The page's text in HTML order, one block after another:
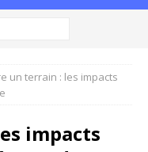
un terrain : les impacts
impacts